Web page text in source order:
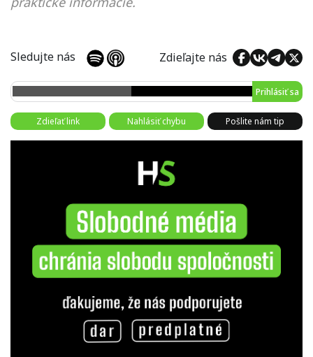
Sledujte nás Zdieľajte nás
Prihlásiť sa
Zdieľať link Nahlásiť chybu Pošlite nám tip